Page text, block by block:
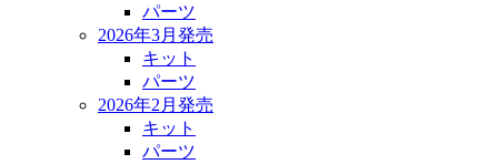
パーツ
2026年3月発売
キット
パーツ
2026年2月発売
キット
パーツ